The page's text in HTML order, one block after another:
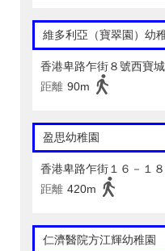
維多利亞（寶翠園）幼
香港卑路乍街８號西寶城
距離 90m
盈思幼稚園
香港卑路乍街１６－１
距離 420m
仁濟醫院方江輝幼稚園